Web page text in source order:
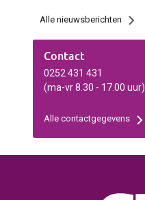
Alle nieuwsberichten
Contact
0252 431 431
(ma-vr 8.30 - 17.00 uur)
Alle contactgegevens